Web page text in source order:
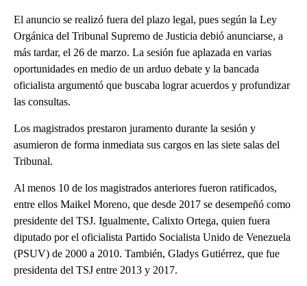
El anuncio se realizó fuera del plazo legal, pues según la Ley
Orgánica del Tribunal Supremo de Justicia debió anunciarse, a
más tardar, el 26 de marzo. La sesión fue aplazada en varias
oportunidades en medio de un arduo debate y la bancada
oficialista argumentó que buscaba lograr acuerdos y profundizar
las consultas.
Los magistrados prestaron juramento durante la sesión y
asumieron de forma inmediata sus cargos en las siete salas del
Tribunal.
Al menos 10 de los magistrados anteriores fueron ratificados,
entre ellos Maikel Moreno, que desde 2017 se desempeñó como
presidente del TSJ. Igualmente, Calixto Ortega, quien fuera
diputado por el oficialista Partido Socialista Unido de Venezuela
(PSUV) de 2000 a 2010. También, Gladys Gutiérrez, que fue
presidenta del TSJ entre 2013 y 2017.